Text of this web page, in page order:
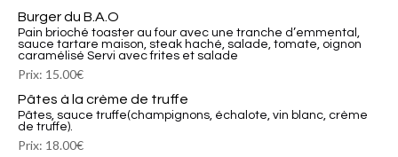
Burger du B.A.O
Pain brioché toaster au four avec une tranche d’emmental,
sauce tartare maison, steak haché, salade, tomate, oignon
caramélisé Servi avec frites et salade
Prix: 15.00€
Pâtes à la crème de truffe
Pâtes, sauce truffe(champignons, échalote, vin blanc, crème
de truffe).
Prix: 18.00€